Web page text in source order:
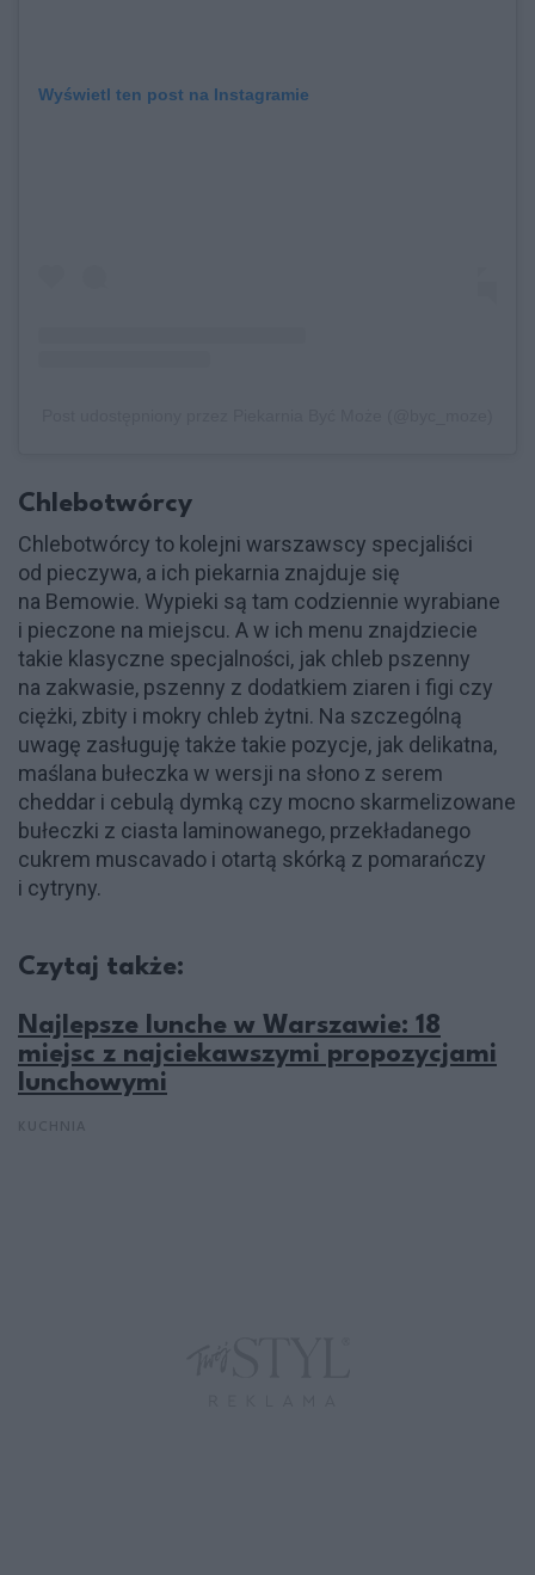
Wyświetl ten post na Instagramie
Chlebotwórcy
Chlebotwórcy to kolejni warszawscy specjaliści
od pieczywa, a ich piekarnia znajduje się
na Bemowie. Wypieki są tam codziennie wyrabiane
i pieczone na miejscu. A w ich menu znajdziecie
takie klasyczne specjalności, jak chleb pszenny
na zakwasie, pszenny z dodatkiem ziaren i figi czy
ciężki, zbity i mokry chleb żytni. Na szczególną
uwagę zasługuję także takie pozycje, jak delikatna,
maślana bułeczka w wersji na słono z serem
cheddar i cebulą dymką czy mocno skarmelizowane
bułeczki z ciasta laminowanego, przekładanego
cukrem muscavado i otartą skórką z pomarańczy
i cytryny.
Czytaj także:
Najlepsze lunche w Warszawie: 18
miejsc z najciekawszymi propozycjami
lunchowymi